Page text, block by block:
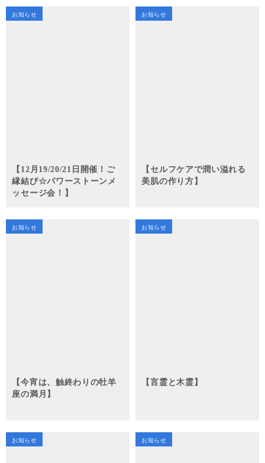
お知らせ
【12月19/20/21日開催！ご
縁結び☆パワーストーンメ
ッセージ会！】
お知らせ
【セルフケアで潤い溢れる
美肌の作り方】
お知らせ
【今宵は、触終わりの牡羊
座の満月】
お知らせ
【言霊と木霊】
お知らせ お知らせ